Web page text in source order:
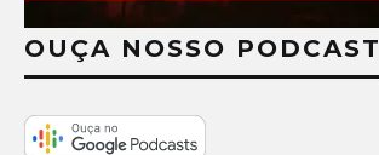
OUÇA NOSSO PODCAST